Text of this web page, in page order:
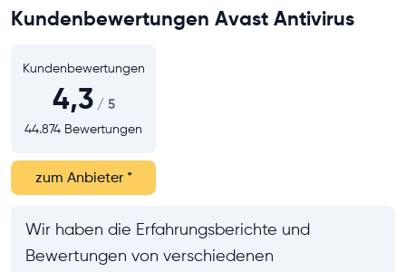
Kundenbewertungen Avast Antivirus
Kundenbewertungen
4,3/ 5
44.874 Bewertungen
zum Anbieter*
Wir haben die Erfahrungsberichte und
Bewertungen von verschiedenen